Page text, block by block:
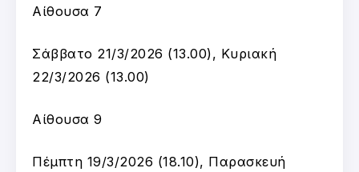
Αίθουσα 7
Σάββατο 21/3/2026 (13.00), Κυριακή
22/3/2026 (13.00)
Αίθουσα 9
Πέμπτη 19/3/2026 (18.10), Παρασκευή